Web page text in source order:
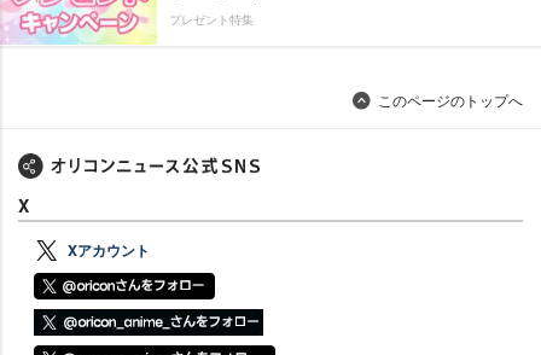
プレゼント特集
このページのトップへ
X
Xアカウント